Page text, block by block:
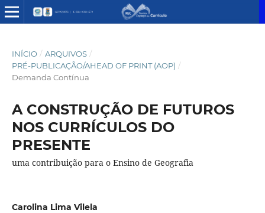
INÍCIO / ARQUIVOS /
PRÉ-PUBLICAÇÃO/AHEAD OF PRINT (AOP) /
Demanda Contínua
A CONSTRUÇÃO DE FUTUROS
NOS CURRÍCULOS DO
PRESENTE
uma contribuição para o Ensino de Geografia
Carolina Lima Vilela